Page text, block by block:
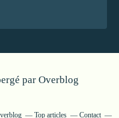
par Overblog
Top articles Contact